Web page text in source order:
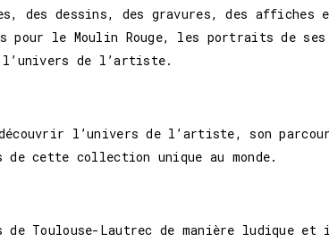
des dessins, des gravures, des
le Moulin Rouge, les portraits de ses
de l’artiste.
l’univers de l’artiste, son
cette collection unique au monde.
de Toulouse-Lautrec de manière ludique